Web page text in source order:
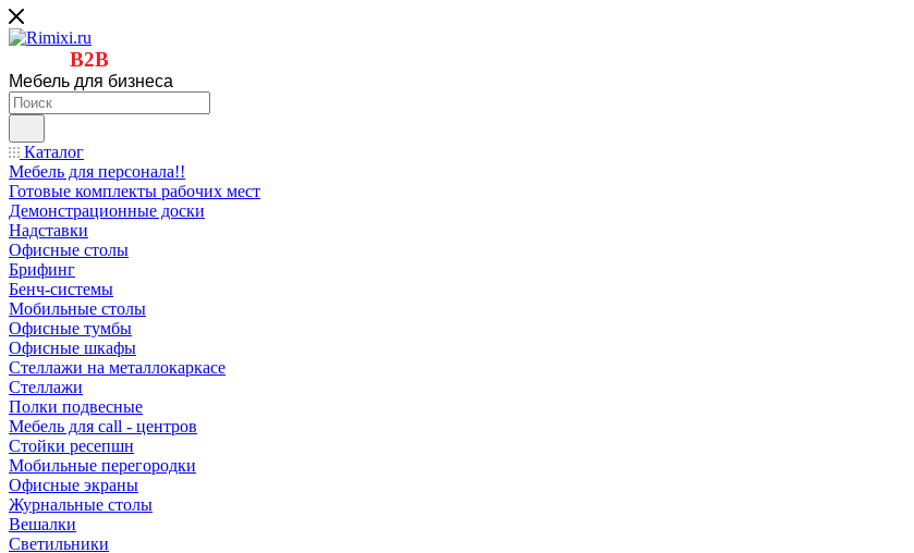
B2B
Мебель для бизнеса
Каталог
Мебель для персонала!!
Готовые комплекты рабочих мест
Демонстрационные доски
Надставки
Офисные столы
Брифинг
Бенч-системы
Мобильные столы
Офисные тумбы
Офисные шкафы
Стеллажи на металлокаркасе
Стеллажи
Полки подвесные
Мебель для call - центров
Стойки ресепшн
Мобильные перегородки
Офисные экраны
Журнальные столы
Вешалки
Светильники